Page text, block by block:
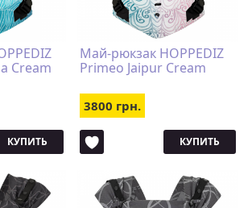
Cream
КУПИТЬ
Май-рюкзак HOPPEDIZ
Primeo Jaipur Cream
3800 грн.
КУПИТЬ